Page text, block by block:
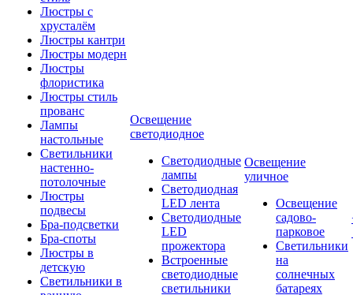
Люстры с
хрусталём
Люстры кантри
Люстры модерн
Люстры
флористика
Люстры стиль
прованс
Лампы
настольные
Светильники
настенно-
потолочные
Люстры
подвесы
Бра-подсветки
Бра-споты
Люстры в
детскую
Светильники в
Освещение
светодиодное
Светодиодные
лампы
Светодиодная
LED лента
Светодиодные
LED
прожектора
Встроенные
светодиодные
светильники
Освещение
уличное
Освещение
садово-
парковое
Светильники
на
солнечных
батареях